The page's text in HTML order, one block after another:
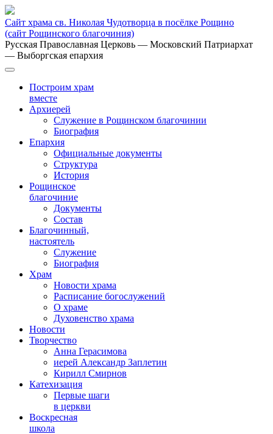
Сайт храма св. Николая Чудотворца в посёлке Рощино
(сайт Рощинского благочиния)
Русская Православная Церковь — Московский Патриархат
— Выборгская епархия
Построим храм
вместе
Архиерей
Служение в Рощинском благочинии
Биография
Епархия
Официальные документы
Структура
История
Рощинское
благочиние
Документы
Состав
Благочинный,
настоятель
Служение
Биография
Храм
Новости храма
Расписание богослужений
О храме
Духовенство храма
Новости
Творчество
Анна Герасимова
иерей Александр Заплетин
Кирилл Смирнов
Катехизация
Первые шаги
в церкви
Воскресная
школа